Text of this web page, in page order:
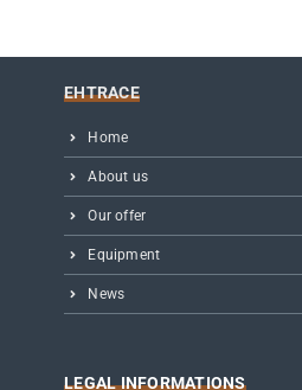
EHTRACE
Home
About us
Our offer
Equipment
News
LEGAL INFORMATIONS